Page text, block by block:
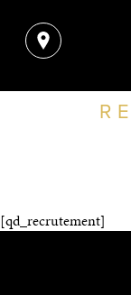
[qd_recrutement]